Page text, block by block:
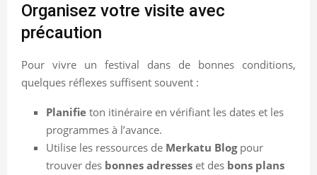
Organisez votre visite avec
précaution
Pour vivre un festival dans de bonnes conditions,
quelques réflexes suffisent souvent :
Planifie ton itinéraire en vérifiant les dates et les
programmes à l’avance.
Utilise les ressources de Merkatu Blogpour
trouver des bonnes adresses et des bons plans